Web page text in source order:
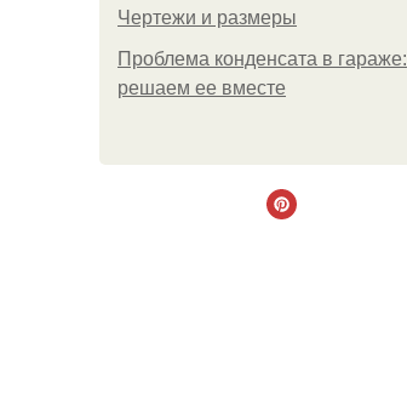
Чертежи и размеры
Проблема конденсата в гараже:
решаем ее вместе